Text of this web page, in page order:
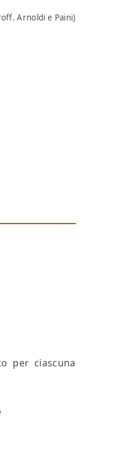
Arnoldi e Paini)
per ciascuna